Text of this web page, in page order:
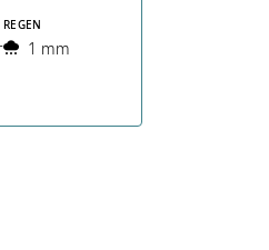
REGEN
1 mm